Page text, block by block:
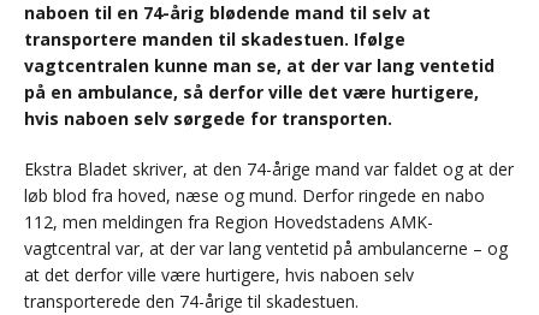
naboen til en 74-årig blødende mand til selv at
transportere manden til skadestuen. Ifølge
vagtcentralen kunne man se, at der var lang ventetid
på en ambulance, så derfor ville det være hurtigere,
hvis naboen selv sørgede for transporten.
Ekstra Bladet skriver, at den 74-årige mand var faldet og at der
løb blod fra hoved, næse og mund. Derfor ringede en nabo
112, men meldingen fra Region Hovedstadens AMK-
vagtcentral var, at der var lang ventetid på ambulancerne – og
at det derfor ville være hurtigere, hvis naboen selv
transporterede den 74-årige til skadestuen.